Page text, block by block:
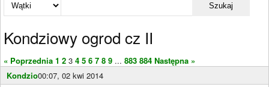
Szukaj
Kondziowy ogrod cz II
« Poprzednia 1 2 3 4 5 6 7 8 9 ... 883 884 Następna »
Kondzio00:07, 02 kwi 2014